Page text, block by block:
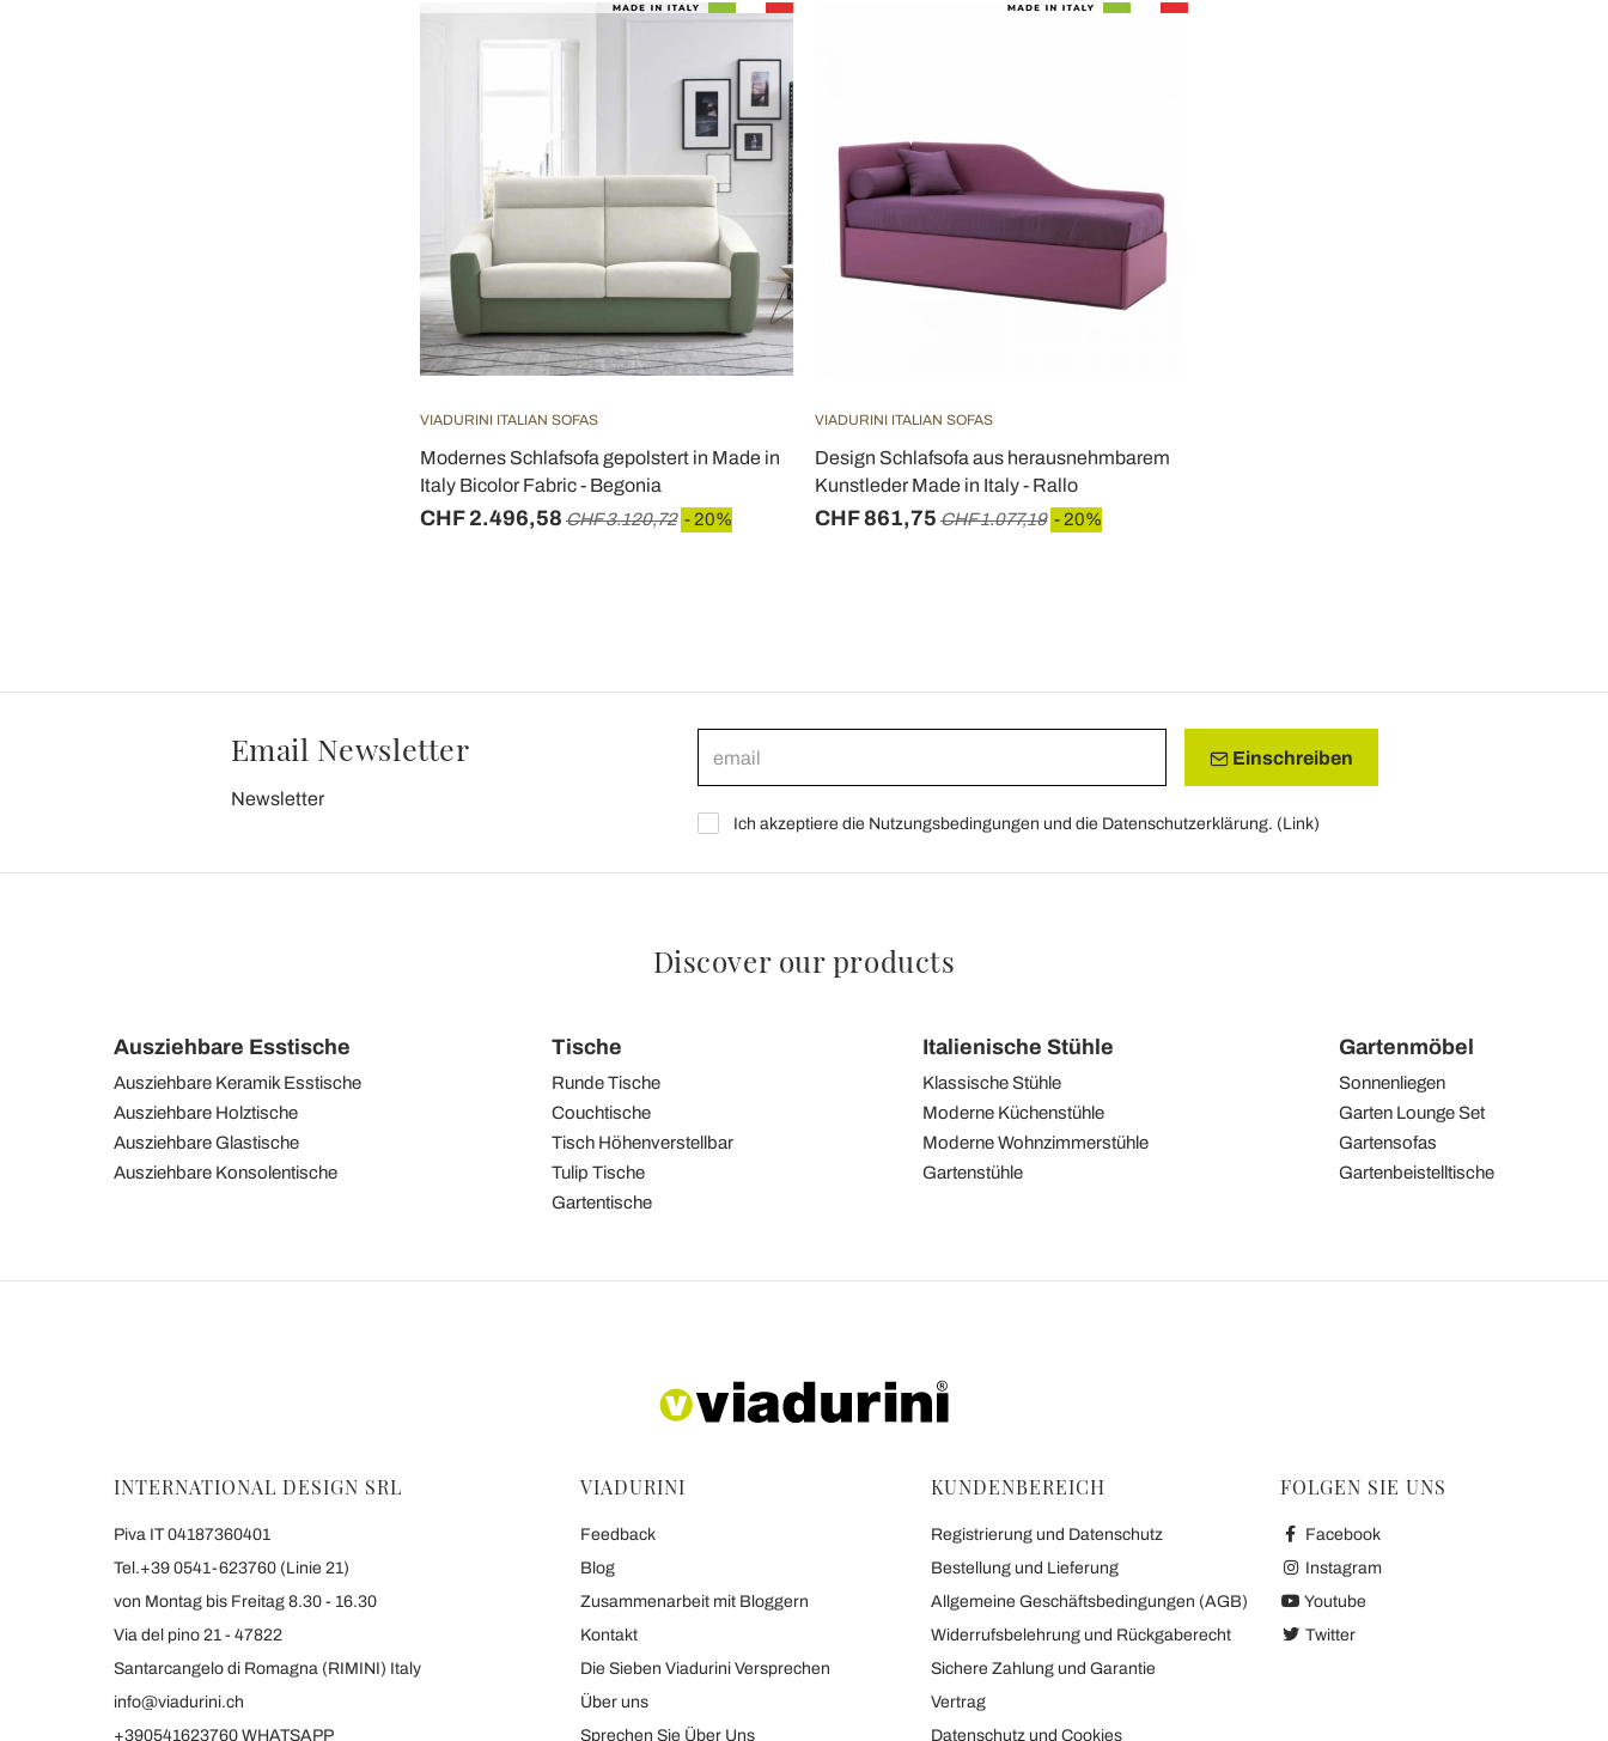
VIADURINI ITALIAN SOFAS
Modernes Schlafsofa gepolstert in Made in
Italy Bicolor Fabric - Begonia
CHF 2.496,58 CHF 3.120,72 - 20%
VIADURINI ITALIAN SOFAS
Design Schlafsofa aus herausnehmbarem
Kunstleder Made in Italy - Rallo
CHF 861,75 CHF 1.077,19 - 20%
Email Newsletter
Newsletter
Einschreiben
Ich akzeptiere die Nutzungsbedingungen und die Datenschutzerklärung. (Link)
Discover our products
Ausziehbare Esstische
Ausziehbare Keramik Esstische
Ausziehbare Holztische
Ausziehbare Glastische
Ausziehbare Konsolentische
Tische
Runde Tische
Couchtische
Tisch Höhenverstellbar
Tulip Tische
Gartentische
Italienische Stühle
Klassische Stühle
Moderne Küchenstühle
Moderne Wohnzimmerstühle
Gartenstühle
Gartenmöbel
Sonnenliegen
Garten Lounge Set
Gartensofas
Gartenbeistelltische
INTERNATIONAL DESIGN SRL
Piva IT 04187360401
Tel.+39 0541-623760 (Linie 21)
von Montag bis Freitag 8.30 - 16.30
Via del pino 21 - 47822
Santarcangelo di Romagna (RIMINI) Italy
info@viadurini.ch
+390541623760 WHATSAPP
VIADURINI
Feedback
Blog
Zusammenarbeit mit Bloggern
Kontakt
Die Sieben Viadurini Versprechen
Über uns
Sprechen Sie Über Uns
KUNDENBEREICH
Registrierung und Datenschutz
Bestellung und Lieferung
Allgemeine Geschäftsbedingungen (AGB)
Widerrufsbelehrung und Rückgaberecht
Sichere Zahlung und Garantie
Vertrag
Datenschutz und Cookies
FOLGEN SIE UNS
Facebook
Instagram
Youtube
Twitter